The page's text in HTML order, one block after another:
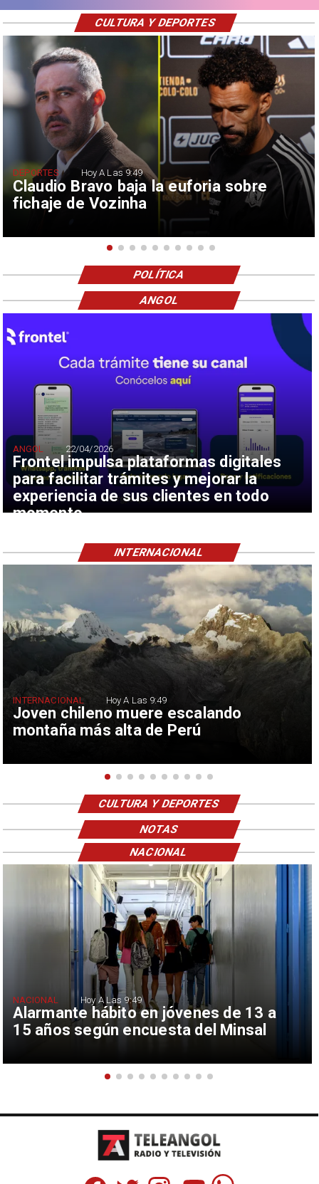
Claudio Bravo baja la euforia sobre
fichaje de Vozinha
DEPORTES Hoy A Las 9:49
CULTURA Y DEPORTES
POLÍTICA
Frontel impulsa plataformas digitales
para facilitar trámites y mejorar la
experiencia de sus clientes en todo
momento
ANGOL 22/04/2026
ANGOL
Joven chileno muere escalando
montaña más alta de Perú
INTERNACIONAL Hoy A Las 9:49
INTERNACIONAL
CULTURA Y DEPORTES
NOTAS
Alarmante hábito en jóvenes de 13 a
15 años según encuesta del Minsal
NACIONAL Hoy A Las 9:49
NACIONAL